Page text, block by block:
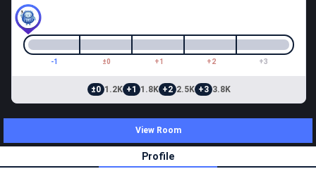
-1 ±0 +1 +2 +3
±0 1.2K +1 1.8K +2 2.5K +3 3.8K
View Room
Profile